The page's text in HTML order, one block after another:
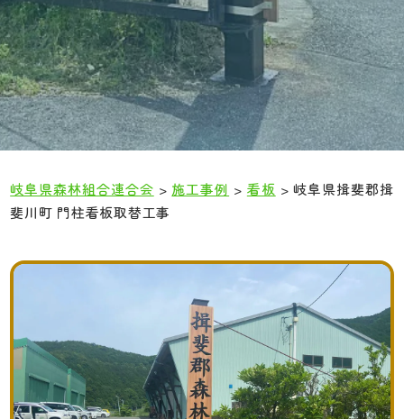
岐阜県森林組合連合会 > 施工事例 > 看板 >岐阜県揖斐郡揖
斐川町 門柱看板取替工事